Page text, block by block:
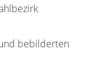
bebilderten